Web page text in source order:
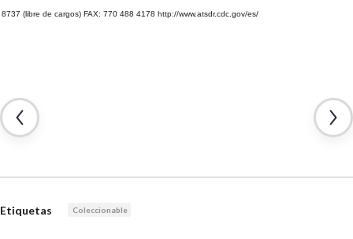
8737 (libre de cargos) FAX: 770 488 4178 http://www.atsdr.cdc.gov/es/
Etiquetas Coleccionable